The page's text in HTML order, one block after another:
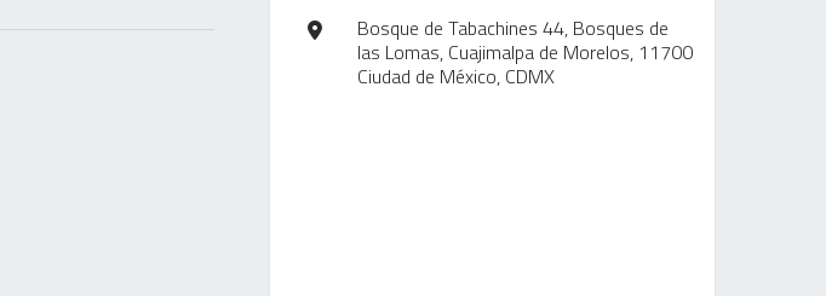
Bosque de Tabachines 44, Bosques de
las Lomas, Cuajimalpa de Morelos, 11700
Ciudad de México, CDMX